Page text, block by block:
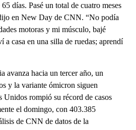
días. Pasé un total de cuatro meses
en New Day de CNN. “No podía
motoras y mi músculo, bajé
casa en una silla de ruedas; aprendí
avanza hacia un tercer año, un
y la variante ómicron siguen
Unidos rompió su récord de casos
el domingo, con 403.385
de CNN de datos de la